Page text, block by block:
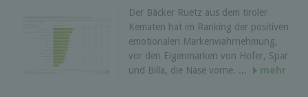
Der Bäcker Ruetz aus dem tiroler
Kematen hat im Ranking der positiven
emotionalen Markenwahrnehmung,
vor den Eigenmarken von Hofer, Spar
und Billa, die Nase vorne. ...
mehr